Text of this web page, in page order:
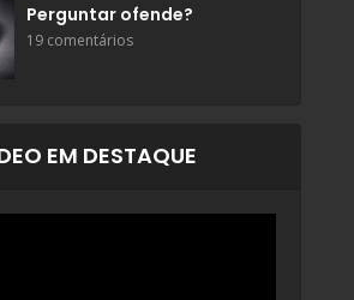
Perguntar ofende?
19 comentários
EM DESTAQUE